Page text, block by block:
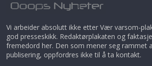
Vi arbeider absolutt ikke etter Vær varsom-
god presseskikk. Redaktørplakaten og
fremedord her. Den som mener seg rammet
publisering, oppfordres ikke til å ta kontakt.